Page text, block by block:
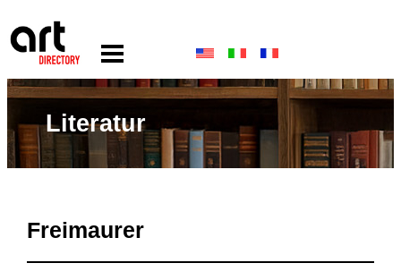
Literatur
Freimaurer